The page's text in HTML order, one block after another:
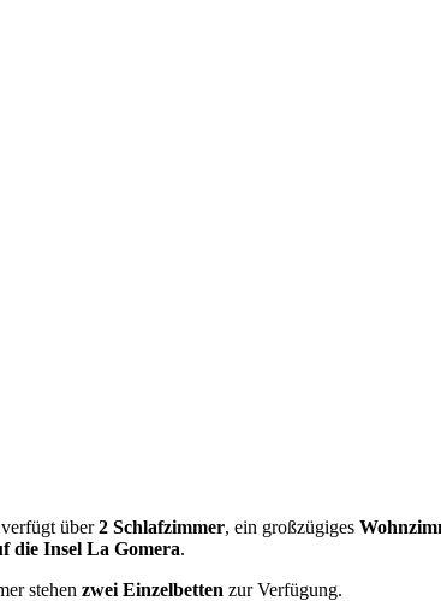
über2 Schlafzimmer, ein großzügiges
die Insel La Gomera.
stehen zwei Einzelbetten zur Verfügung.